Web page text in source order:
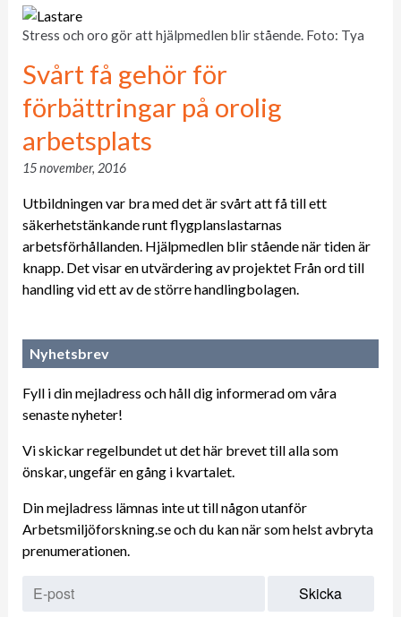
Stress och oro gör att hjälpmedlen blir stående. Foto: Tya
Svårt få gehör för
förbättringar på orolig
arbetsplats
15 november, 2016
Utbildningen var bra med det är svårt att få till ett
säkerhetstänkande runt flygplanslastarnas
arbetsförhållanden. Hjälpmedlen blir stående när tiden är
knapp. Det visar en utvärdering av projektet Från ord till
handling vid ett av de större handlingbolagen.
Nyhetsbrev
Fyll i din mejladress och håll dig informerad om våra
senaste nyheter!
Vi skickar regelbundet ut det här brevet till alla som
önskar, ungefär en gång i kvartalet.
Din mejladress lämnas inte ut till någon utanför
Arbetsmiljöforskning.se och du kan när som helst avbryta
prenumerationen.